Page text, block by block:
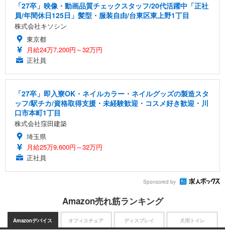
「27卒」映像・動画品質チェックスタッフ/20代活躍中「正社
員/年間休日125日」髪型・服装自由/台東区東上野1丁目
株式会社キソシン
東京都
月給24万7,200円～32万円
正社員
「27卒」即入寮OK・ネイルカラー・ネイルグッズの製造スタ
ッフ/駅チカ/資格取得支援・未経験歓迎・コスメ好き歓迎・川
口市本町1丁目
株式会社窪田建築
埼玉県
月給25万9,600円～32万円
正社員
Sponsored by
Amazon売れ筋ランキング
Amazonデバイス オフィスチェア ディスプレイ 犬用トイレ